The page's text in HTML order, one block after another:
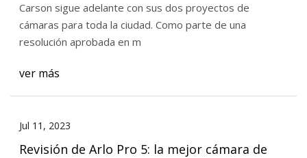
Carson sigue adelante con sus dos proyectos de
cámaras para toda la ciudad. Como parte de una
resolución aprobada en m
ver más
Jul 11, 2023
Revisión de Arlo Pro 5: la mejor cámara de